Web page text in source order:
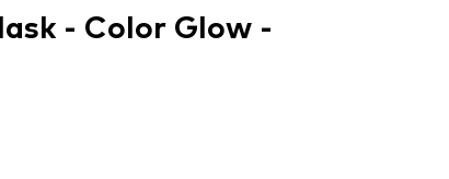
- Color Glow -